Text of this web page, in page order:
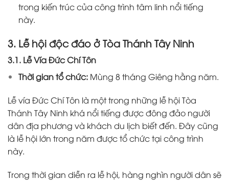
trong kiến trúc của công trình tâm linh nổi tiếng
này.
3. Lễ hội độc đáo ở Tòa Thánh Tây Ninh
3.1. Lễ Vía Đức Chí Tôn
Thời gian tổ chức: Mùng 8 tháng Giêng hằng năm.
Lễ vía Đức Chí Tôn là một trong những lễ hội Tòa
Thánh Tây Ninh khá nổi tiếng được đông đảo người
dân địa phương và khách du lịch biết đến. Đây cũng
là lễ hội lớn trong năm được tổ chức tại công trình
này.
Trong thời gian diễn ra lễ hội, hàng nghìn người dân sẽ